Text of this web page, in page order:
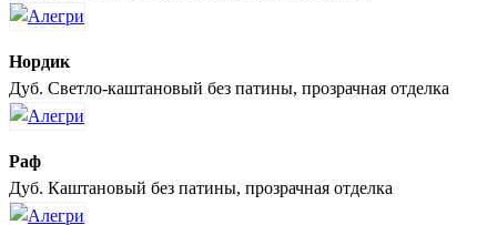
Нордик
Дуб. Светло-каштановый без патины, прозрачная отделка
Раф
Дуб. Каштановый без патины, прозрачная отделка